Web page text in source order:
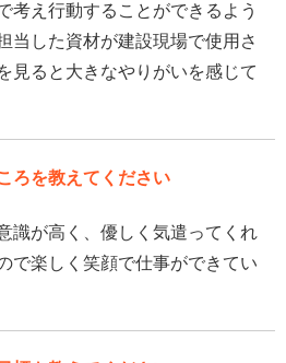
考え行動することができるよう
当した資材が建設現場で使用さ
見ると大きなやりがいを感じて
ろを教えてください
識が高く、優しく気遣ってくれ
で楽しく笑顔で仕事ができてい